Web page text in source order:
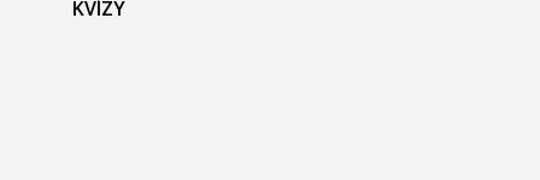
KVÍZY